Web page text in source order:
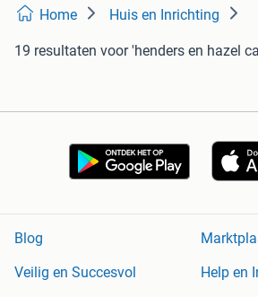
Home Huis en Inrichting
19 resultaten voor 'henders en hazel
Blog
Veilig en Succesvol
Help en